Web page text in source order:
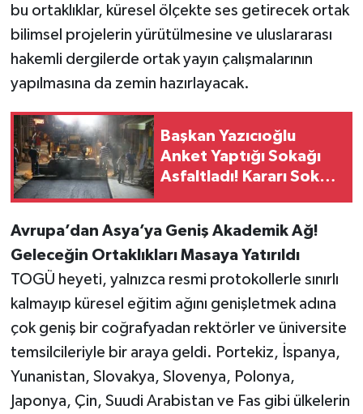
bu ortaklıklar, küresel ölçekte ses getirecek ortak
bilimsel projelerin yürütülmesine ve uluslararası
hakemli dergilerde ortak yayın çalışmalarının
yapılmasına da zemin hazırlayacak.
Başkan Yazıcıoğlu
Anket Yaptığı Sokağı
Asfaltladı! Kararı Sokak
Avrupa’dan Asya’ya Geniş Akademik Ağ!
Geleceğin Ortaklıkları Masaya Yatırıldı
TOGÜ heyeti, yalnızca resmi protokollerle sınırlı
kalmayıp küresel eğitim ağını genişletmek adına
çok geniş bir coğrafyadan rektörler ve üniversite
temsilcileriyle bir araya geldi. Portekiz, İspanya,
Yunanistan, Slovakya, Slovenya, Polonya,
Japonya, Çin, Suudi Arabistan ve Fas gibi ülkelerin